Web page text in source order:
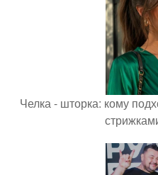
Челка - шторка: кому